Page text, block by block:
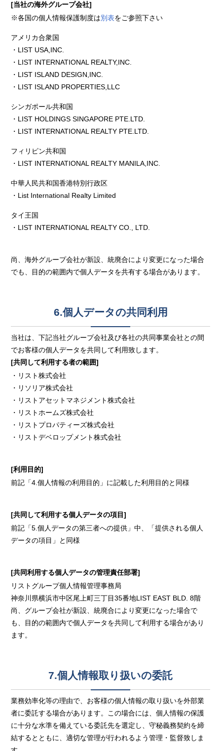
[当社の海外グループ会社]
※各国の個人情報保護制度は別表をご参照下さい
アメリカ合衆国
・LIST USA,INC.
・LIST INTERNATIONAL REALTY,INC.
・LIST ISLAND DESIGN,INC.
・LIST ISLAND PROPERTIES,LLC
シンガポール共和国
・LIST HOLDINGS SINGAPORE PTE.LTD.
・LIST INTERNATIONAL REALTY PTE.LTD.
フィリピン共和国
・LIST INTERNATIONAL REALTY MANILA,INC.
中華人民共和国香港特別行政区
・List International Realty Limited
タイ王国
・LIST INTERNATIONAL REALTY CO., LTD.
尚、海外グループ会社が新設、統廃合により変更になった場合
でも、目的の範囲内で個人データを共有する場合があります。
6.個人データの共同利用
当社は、下記当社グループ会社及び各社の共同事業会社との間
でお客様の個人データを共同して利用致します。
[共同して利用する者の範囲]
・リスト株式会社
・リソリア株式会社
・リストアセットマネジメント株式会社
・リストホームズ株式会社
・リストプロパティーズ株式会社
・リストデベロップメント株式会社
[利用目的]
前記「4.個人情報の利用目的」に記載した利用目的と同様
[共同して利用する個人データの項目]
前記「5.個人データの第三者への提供」中、「提供される個人
データの項目」と同様
[共同利用する個人データの管理責任部署]
リストグループ個人情報管理事務局
神奈川県横浜市中区尾上町三丁目35番地LIST EAST BLD. 8階
尚、グループ会社が新設、統廃合により変更になった場合で
も、目的の範囲内で個人データを共同して利用する場合があり
ます。
7.個人情報取り扱いの委託
業務効率化等の理由で、お客様の個人情報の取り扱いを外部業
者に委託する場合があります。この場合には、個人情報の保護
に十分な水準を備えている委託先を選定し、守秘義務契約を締
結するとともに、適切な管理が行われるよう管理・監督致しま